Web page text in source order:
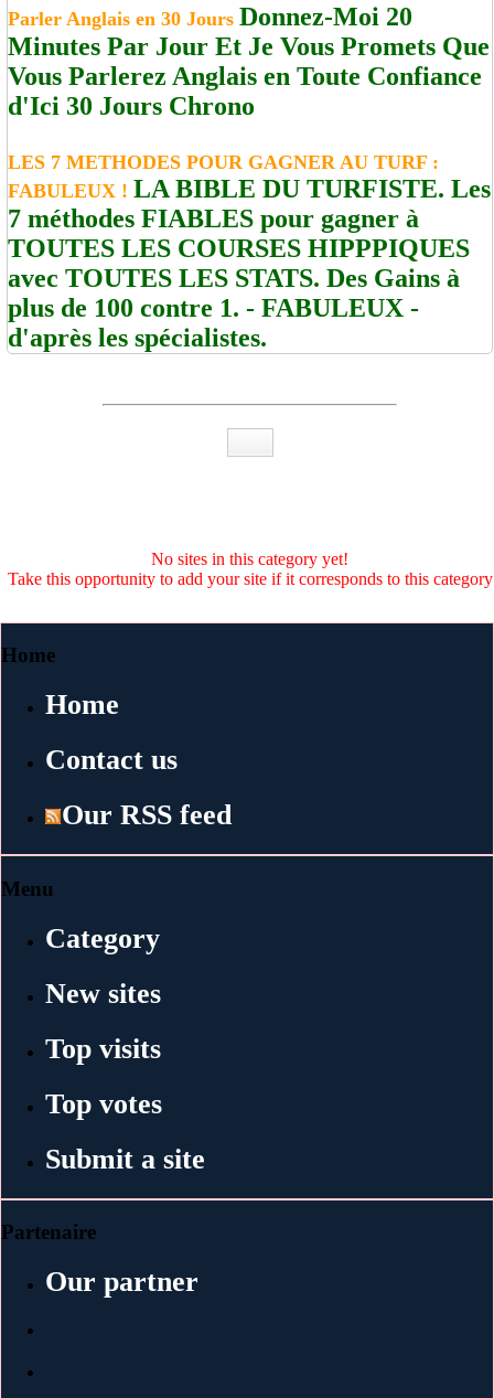
Parler Anglais en 30 Jours Donnez-Moi 20
Minutes Par Jour Et Je Vous Promets Que
Vous Parlerez Anglais en Toute Confiance
d'Ici 30 Jours Chrono
LES 7 METHODES POUR GAGNER AU TURF :
FABULEUX ! LA BIBLE DU TURFISTE. Les
7 méthodes FIABLES pour gagner à
TOUTES LES COURSES HIPPPIQUES
avec TOUTES LES STATS. Des Gains à
plus de 100 contre 1. - FABULEUX -
d'après les spécialistes.
No sites in this category yet!
Take this opportunity to add your site if it corresponds to this category
Home
Home
Contact us
Our RSS feed
Menu
Category
New sites
Top visits
Top votes
Submit a site
Partenaire
Our partner